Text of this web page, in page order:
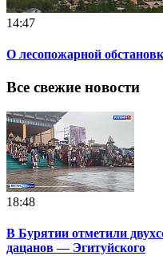
14:47
О лесопожарной
Все свежие новости
18:48
В Бурятии отметили
дацанов — Эгитуйского